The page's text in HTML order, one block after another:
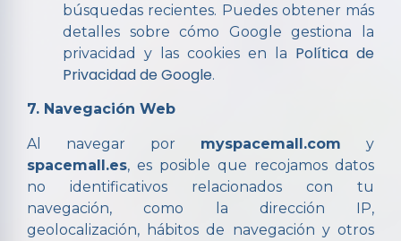
búsquedas recientes. Puedes obtener más
detalles sobre cómo Google gestiona la
privacidad y las cookies en la Política de
Privacidad de Google.
7. Navegación Web
Al navegar por myspacemall.com y
spacemall.es, es posible que recojamos datos
no identificativos relacionados con tu
navegación, como la dirección IP,
geolocalización, hábitos de navegación y otros